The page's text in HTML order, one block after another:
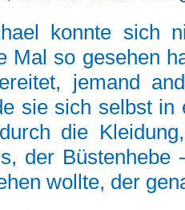
konnte sich
Mal so gesehen
jemand
sie sich selbst in
die
der
wollte, der